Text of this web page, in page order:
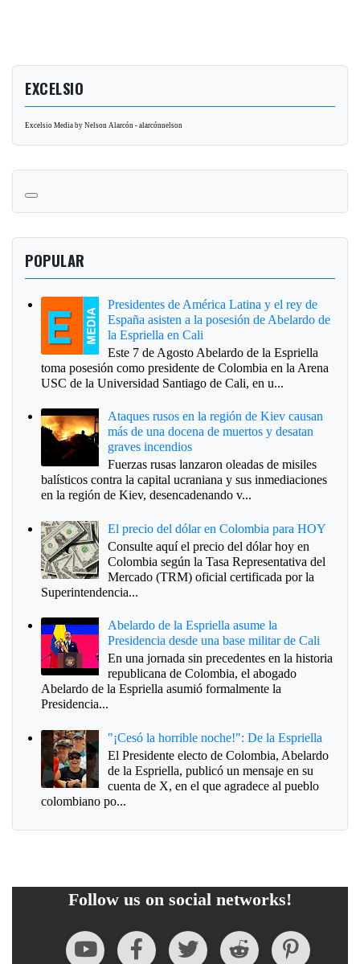
EXCELSIO
Excelsio Media by Nelson Alarcón - alarcónnelson
POPULAR
Presidentes de América Latina y el rey de
España asisten a la posesión de Abelardo de
la Espriella en Cali
Este 7 de Agosto Abelardo de la Espriella
toma posesión como presidente de Colombia en la Arena
USC de la Universidad Santiago de Cali, en u...
Ataques rusos en la región de Kiev causan
más de una docena de muertos y desatan
graves incendios
Fuerzas rusas lanzaron oleadas de misiles
balísticos contra la capital ucraniana y sus inmediaciones
en la región de Kiev, desencadenando v...
El precio del dólar en Colombia para HOY
Consulte aquí el precio del dólar hoy en
Colombia según la Tasa Representativa del
Mercado (TRM) oficial certificada por la
Superintendencia...
Abelardo de la Espriella asume la
Presidencia desde una base militar de Cali
En una jornada sin precedentes en la historia
republicana de Colombia, el abogado
Abelardo de la Espriella asumió formalmente la
Presidencia...
"¡Cesó la horrible noche!": De la Espriella
El Presidente electo de Colombia, Abelardo
de la Espriella, publicó un mensaje en su
cuenta de X, en el que agradece al pueblo
colombiano po...
Follow us on social networks!